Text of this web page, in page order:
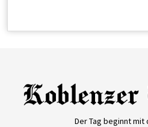
Der Tag beginnt mit